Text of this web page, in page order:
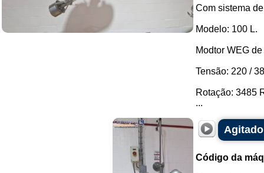
Com sistema
Modelo: 100 L.
Modtor WEG
Tensão: 220 /
Rotação: 3485
...
Código da